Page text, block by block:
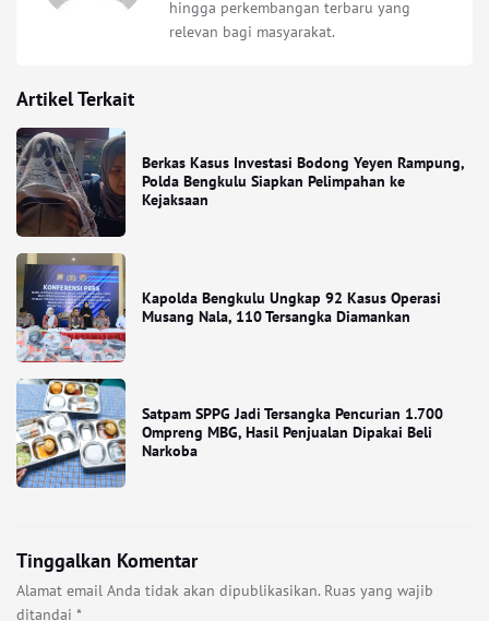
hingga perkembangan terbaru yang
relevan bagi masyarakat.
Artikel Terkait
Berkas Kasus Investasi Bodong Yeyen Rampung,
Polda Bengkulu Siapkan Pelimpahan ke
Kejaksaan
Kapolda Bengkulu Ungkap 92 Kasus Operasi
Musang Nala, 110 Tersangka Diamankan
Satpam SPPG Jadi Tersangka Pencurian 1.700
Ompreng MBG, Hasil Penjualan Dipakai Beli
Narkoba
Tinggalkan Komentar
Alamat email Anda tidak akan dipublikasikan. Ruas yang wajib
ditandai *